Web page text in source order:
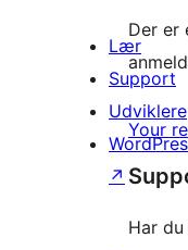
Der er
Your
Har
Lær
Support
Udviklere
↗